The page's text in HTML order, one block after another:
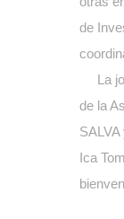
de
La
de la
SALVA
Ica